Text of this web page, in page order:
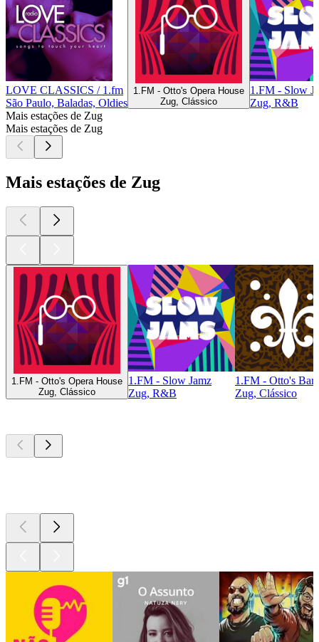
LOVE CLASSICS / 1.fm
São Paulo, Baladas, Oldies
1.FM - Otto's Opera House
Zug, Clássico
1.FM - Slow
Zug, R&B
Mais estações de Zug
Mais estações de Zug
Mais estações de Zug
1.FM - Otto's Opera House
Zug, Clássico
1.FM - Slow Jamz
Zug, R&B
1.FM - Otto's
Zug, Clássico